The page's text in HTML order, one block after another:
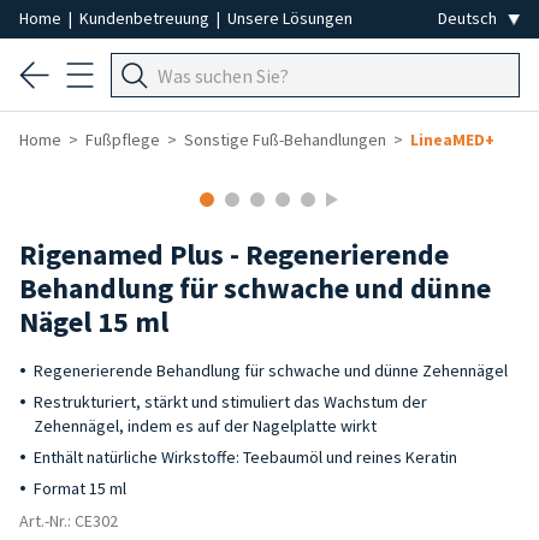
Home | Kundenbetreuung | Unsere Lösungen
Home Fußpflege Sonstige Fuß-Behandlungen LineaMED+
Rigenamed Plus - Regenerierende
Behandlung für schwache und dünne
Nägel 15 ml
Regenerierende Behandlung für schwache und dünne Zehennägel
Restrukturiert, stärkt und stimuliert das Wachstum der
Zehennägel, indem es auf der Nagelplatte wirkt
Enthält natürliche Wirkstoffe: Teebaumöl und reines Keratin
Format 15 ml
Art.-Nr.: CE302